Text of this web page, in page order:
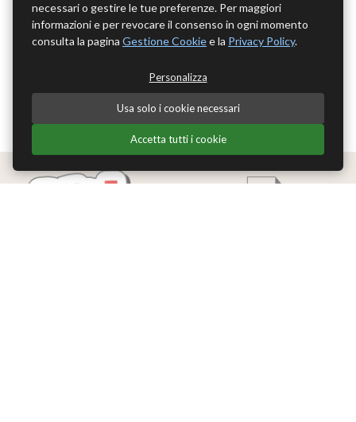
necessari o gestire le tue preferenze. Per maggiori
informazioni e per revocare il consenso in ogni momento
consulta la pagina Gestione Cookiee la Privacy Policy.
Personalizza
Usa solo i cookie necessari
Accetta tutti i cookie